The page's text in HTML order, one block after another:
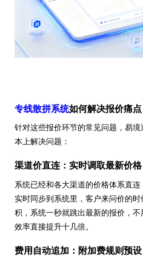
专线散拼系统如何解决报价痛点
针对这些报价环节的常见问题，易境
本上解决问题：
渠道价直连：实时调取最新价
系统已经和各大渠道的价格体系直
实时同步到系统里，客户来问价的
积，系统一秒就跳出最新的报价，
效率直接提升十几倍。
费用自动追加：附加费规则预